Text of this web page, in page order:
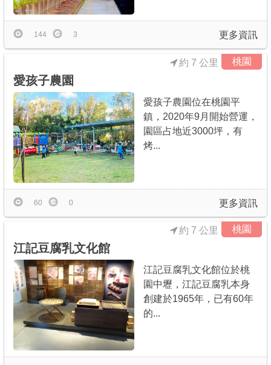
更多資訊
144 3
桃園
愛孩子農園
約 7 公里
愛孩子農園位在桃園平
鎮，2020年9月開始營運，
園區占地近3000坪，有
烤...
更多資訊
60 0
桃園
江記豆腐乳文化館
約 7 公里
江記豆腐乳文化館位於桃
園中壢，江記豆腐乳本身
創建於1965年，已有60年
的...